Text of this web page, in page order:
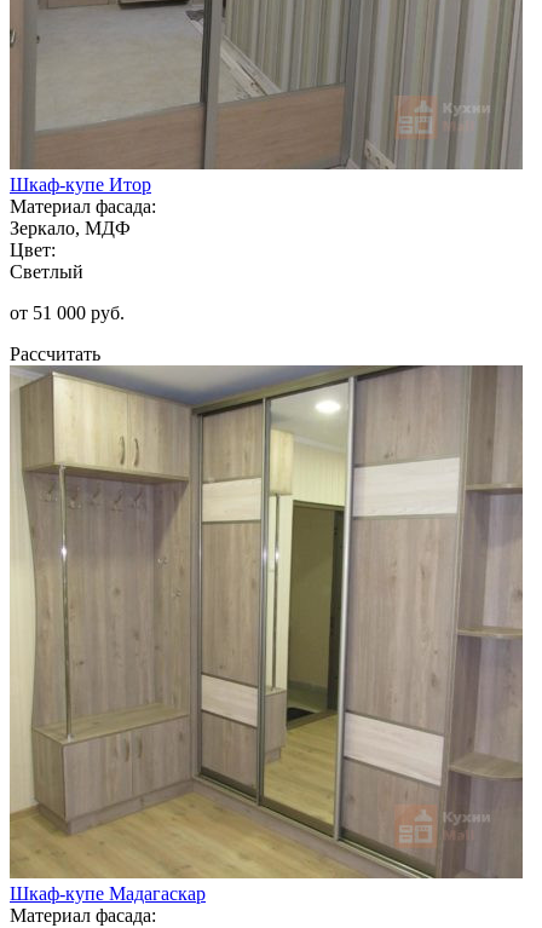
Шкаф-купе Итор
Материал фасада:
Зеркало, МДФ
Цвет:
Светлый
от 51 000 руб.
Рассчитать
Шкаф-купе Мадагаскар
Материал фасада: